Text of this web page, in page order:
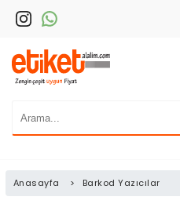
Anasayfa > Barkod Yazıcılar